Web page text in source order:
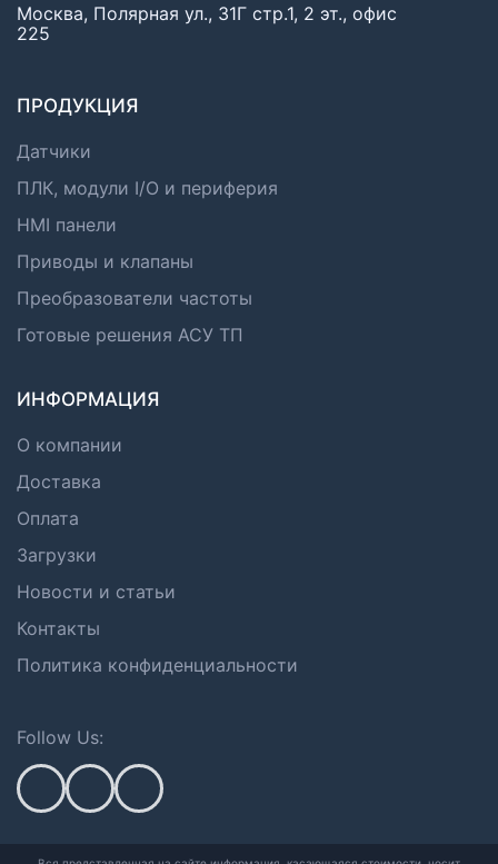
Москва, Полярная ул., 31Г стр.1, 2 эт., офис
225
ПРОДУКЦИЯ
Датчики
ПЛК, модули I/O и периферия
HMI панели
Приводы и клапаны
Преобразователи частоты
Готовые решения АСУ ТП
ИНФОРМАЦИЯ
О компании
Доставка
Оплата
Загрузки
Новости и статьи
Контакты
Политика конфиденциальности
Follow Us: